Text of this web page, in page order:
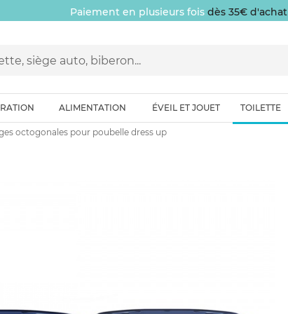
Paiement en plusieurs fois dès 35€ d'achat
ALIMENTATION ÉVEIL ET JOUET TOILETTE
octogonales pour poubelle dress up